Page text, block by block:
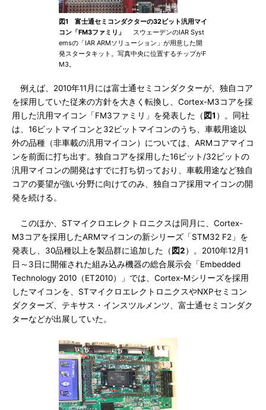
図1 富士通セミコンダクターの32ビット汎用マイ
コン「FM3ファミリ」
スウェーデンのIAR Syst
emsの「IAR ARMソリューション」が用意した開
発スタータキット。写真中央に位置するチップがF
M3。
例えば、2010年11月には富士通セミコンダクターが、独自コア
を採用していた従来の方針を大きく転換し、Cortex-M3コアを採
用した汎用マイコン「FM3ファミリ」を発表した（ 図1 ）。同社
は、16ビットマイコンと32ビットマイコンのうち、車載用途以
外の品種（非車載の汎用マイコン）については、ARMコアマイコ
ンを前面に打ち出す。独自コアを採用した16ビット/32ビットの
汎用マイコンの開発はすでに打ち切っており、車載用途など独自
コアの要望が強い分野に向けてのみ、独自コア採用マイコンの開
発を続ける。
このほか、STマイクロエレクトロニクスは同月に、Cortex-
M3コアを採用したARMマイコンの新シリーズ「STM32 F2」を
発表し、30品種以上を製品群に追加した（ 図2）。2010年12月1
日～3日に開催された組み込み機器の総合展示会「Embedded
Technology 2010（ET2010）」では、Cortex-Mシリーズを採用
したマイコンを、STマイクロエレクトロニクスやNXPセミコン
ダクターズ、テキサス・インスツルメンツ、富士通セミコンダク
ターなどが出展していた。